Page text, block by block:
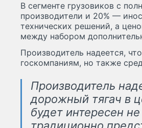
В сегменте грузовиков с
производители и 20% —
технических решений, а
между набором
Производитель надеется,
госкомпаниям, но также
Производитель
дорожный тягач в
будет интересен